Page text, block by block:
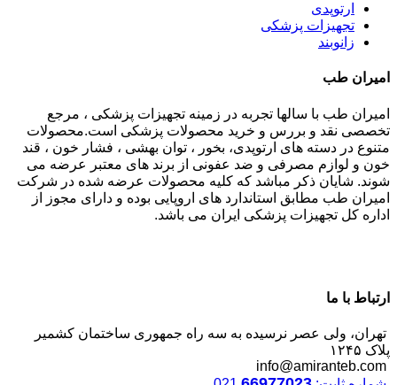
ارتوپدی
تجهیزات پزشکی
زانوبند
امیران طب
امیران طب با سالها تجربه در زمینه تجهیزات پزشکی ، مرجع
تخصصی نقد و بررس و خرید محصولات پزشکی است.محصولات
متنوع در دسته های ارتوپدی، بخور ، توان بهشی ، فشار خون ، قند
خون و لوازم مصرفی و ضد عفونی از برند های معتبر عرضه می
شوند. شایان ذکر مباشد که کلیه محصولات عرضه شده در شرکت
امیران طب مطابق استاندارد های اروپایی بوده و دارای مجوز از
اداره کل تجهیزات پزشکی ایران می باشد.
ارتباط با ما
تهران، ولی عصر نرسیده به سه راه جمهوری ساختمان کشمیر
پلاک ۱۲۴۵
info@amiranteb.com